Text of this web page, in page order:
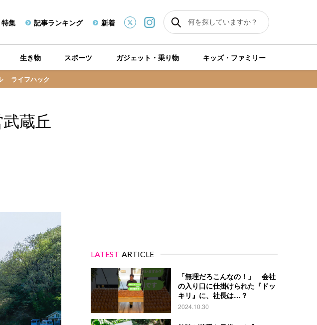
特集 記事ランキング 新着
ライフハック
生き物 スポーツ ガジェット・乗り物 キッズ・ファミリー
蔵丘
LATEST ARTICLE
「無理だろこんなの！」 会社
の入り口に仕掛けられた『ドッ
キリ』に、社長は…？
2024.10.30